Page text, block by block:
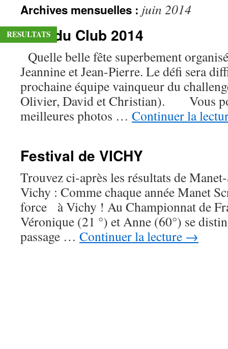
contenu
Archives mensuelles : juin 2014
Fête du Club 2014
Quelle belle fête superbement
Jeannine et Jean-Pierre. Le défi sera
prochaine équipe vainqueur du
Olivier, David et Christian). Vous
meilleures photos … Continuer la
Festival de VICHY
Trouvez ci-après les résultats de
Vichy : Comme chaque année Manet
force à Vichy ! Au Championnat de
Véronique (21 °) et Anne (60°) se
passage … Continuer la lecture →
RESULTATS